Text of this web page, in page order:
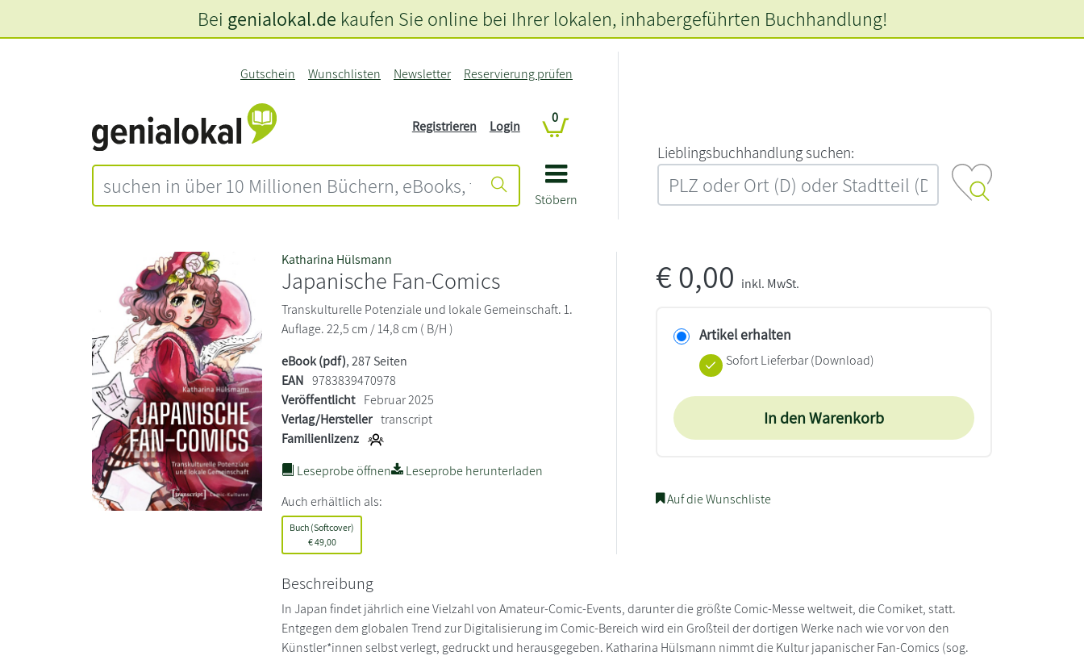
Stöbern
Gutschein Wunschlisten Newsletter Reservierung prüfen
Registrieren Login
0
L‍i‍e‍b‍l‍i‍n‍g‍s‍b‍u‍c‍h‍h‍a‍n‍d‍l‍u‍n‍g‍ ‍s‍u‍c‍h‍e‍n‍:‍
Bei genialokal.de kaufen Sie online bei Ihrer lokalen, inhabergeführten Buchhandlung!
Katharina Hülsmann
Japanische Fan-Comics
Transkulturelle Potenziale und lokale Gemeinschaft. 1.
Auflage. 22,5 cm / 14,8 cm ( B/H )
eBook (pdf), 287 Seiten
EAN 9783839470978
Veröffentlicht Februar 2025
Verlag/Hersteller transcript
Familienlizenz
Leseprobe öffnen
Leseprobe herunterladen
Auch erhältlich als:
Buch (Softcover)
€49,00
€0,00 inkl. MwSt.
Artikel erhalten
Sofort Lieferbar (Download)
In den Warenkorb
Auf die Wunschliste
Beschreibung
In Japan findet jährlich eine Vielzahl von Amateur-Comic-Events, darunter die größte Comic-Messe weltweit, die Comiket, statt.
Entgegen dem globalen Trend zur Digitalisierung im Comic-Bereich wird ein Großteil der dortigen Werke nach wie vor von den
Künstler*innen selbst verlegt, gedruckt und herausgegeben. Katharina Hülsmann nimmt die Kultur japanischer Fan-Comics (sog.